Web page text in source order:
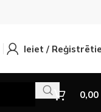
Ieiet /
0,00